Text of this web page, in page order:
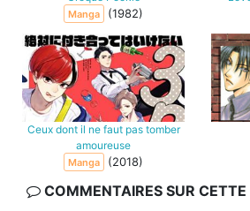
Manga (1982)
Ceux dont il ne faut pas tomber
amoureuse
Manga (2018)
COMMENTAIRES SUR